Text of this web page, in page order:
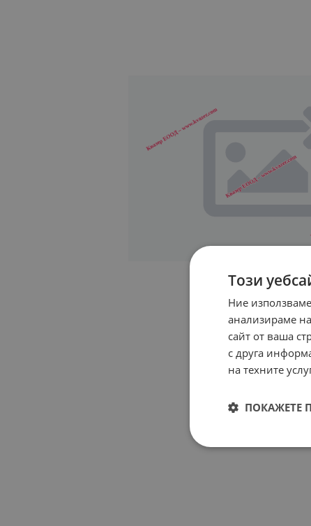
Този
Ние
анализираме
сайт от ваша
с друга
на техните
ПОКАЖЕТЕ